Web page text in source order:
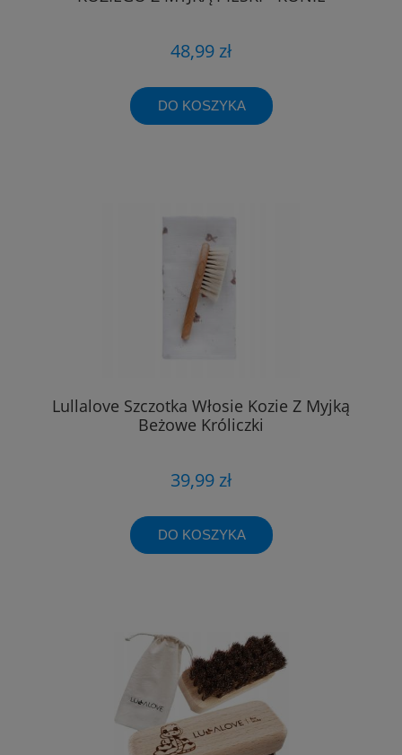
48,99 zł
DO KOSZYKA
Lullalove Szczotka Włosie Kozie Z Myjką
Beżowe Króliczki
39,99 zł
DO KOSZYKA